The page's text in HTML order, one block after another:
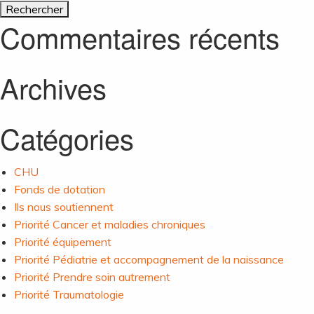
l’article
Commentaires récents
Archives
Catégories
CHU
Fonds de dotation
Ils nous soutiennent
Priorité Cancer et maladies chroniques
Priorité équipement
Priorité Pédiatrie et accompagnement de la naissance
Priorité Prendre soin autrement
Priorité Traumatologie